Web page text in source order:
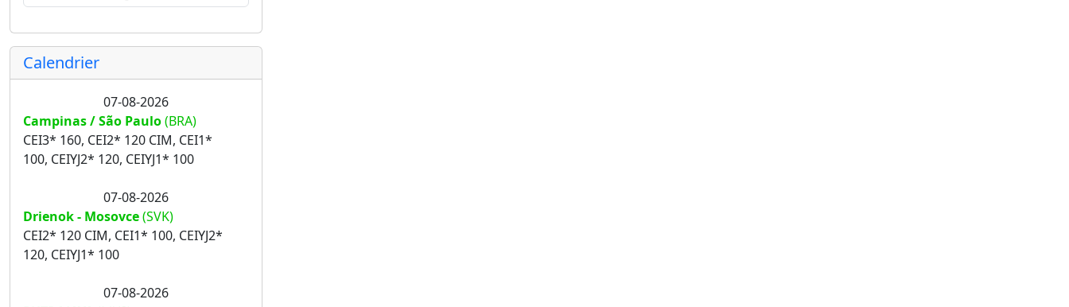
Calendrier
07-08-2026
Campinas / São Paulo(BRA)
CEI3* 160, CEI2* 120 CIM, CEI1*
100, CEIYJ2* 120, CEIYJ1* 100
07-08-2026
Drienok - Mosovce(SVK)
CEI2* 120 CIM, CEI1* 100, CEIYJ2*
120, CEIYJ1* 100
07-08-2026